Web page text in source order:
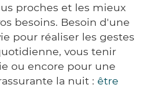
proches et les mieux
besoins. Besoin d'une
pour réaliser les gestes
vous tenir
ou encore pour une
la nuit : être